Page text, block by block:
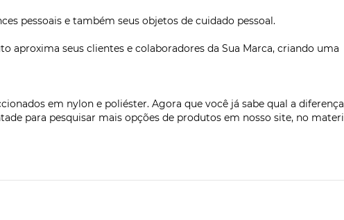
pessoais e também seus objetos de cuidado pessoal.
aproxima seus clientes e colaboradores da Sua Marca, criando uma
em nylon e poliéster. Agora que você já sabe qual a diferença
para pesquisar mais opções de produtos em nosso site, no